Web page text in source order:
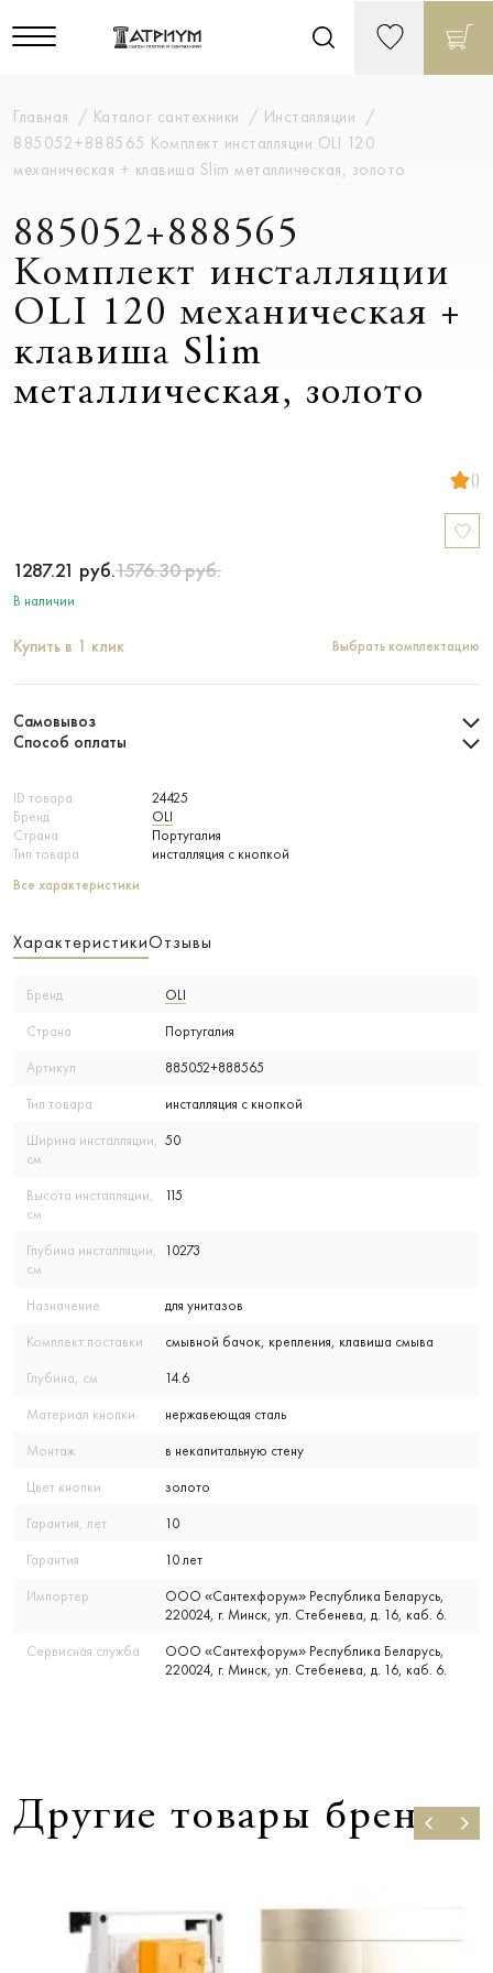
Главная Каталог сантехники
Инсталляции
885052+888565 Комплект инсталляции OLI 120
механическая + клавиша Slim металлическая, золото
885052+888565
Комплект инсталляции
OLI 120 механическая +
клавиша Slim
металлическая, золото
()
ID товара
24425
Бренд
OLI
Страна
Португалия
Тип товара
инсталляция с кнопкой
Все характеристики
1287.21 руб.1576.30руб.
В наличии
Купить в 1 клик Выбрать комплектацию
Самовывоз
Способ оплаты
ХарактеристикиОтзывы
Бренд OLI
Страна Португалия
Артикул 885052+888565
Тип товара инсталляция с кнопкой
Ширина инсталляции,
см
50
Высота инсталляции,
см
115
Глубина инсталляции,
см
10273
Назначение для унитазов
Комплект поставки смывной бачок, крепления, клавиша смыва
Глубина, см 14.6
Материал кнопки нержавеющая сталь
Монтаж в некапитальную стену
Цвет кнопки золото
Гарантия, лет 10
Гарантия 10 лет
Импортер
ООО «Сантехфорум» Республика Беларусь,
220024, г. Минск, ул. Стебенева, д. 16, каб. 6.
Сервисная служба
ООО «Сантехфорум» Республика Беларусь,
220024, г. Минск, ул. Стебенева, д. 16, каб. 6.
Другие товары бренда